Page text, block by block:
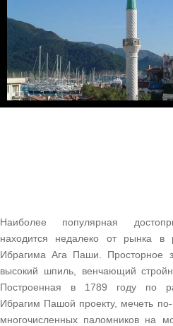
1/1
Наиболее популярная
находится недалеко от рынка
Ибрагима Ага Паши. Просторное
высокий шпиль, венчающий
Построенная в 1789 году по
Ибрагим Пашой проекту, мечеть
многочисленных паломников на